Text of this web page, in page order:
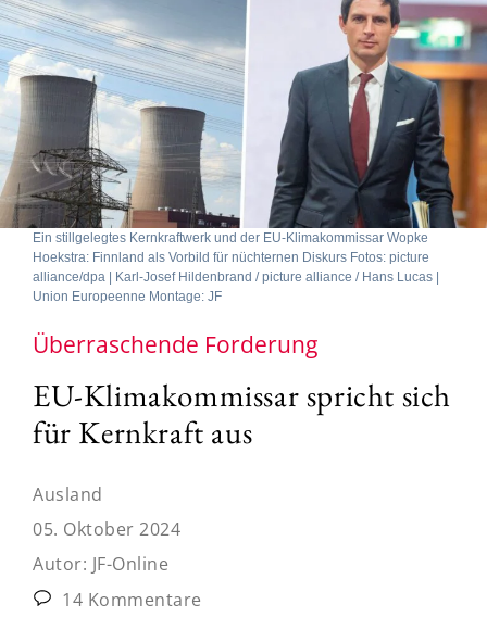
Ein stillgelegtes Kernkraftwerk und der EU-Klimakommissar Wopke
Hoekstra: Finnland als Vorbild für nüchternen Diskurs Fotos: picture
alliance/dpa | Karl-Josef Hildenbrand / picture alliance / Hans Lucas |
Union Europeenne Montage: JF
Überraschende Forderung
EU-Klimakommissar spricht sich
für Kernkraft aus
Ausland
05. Oktober 2024
Autor: JF-Online
14 Kommentare